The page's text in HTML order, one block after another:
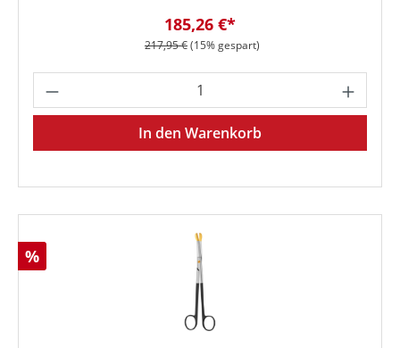
Verkaufspreis:
185,26 €*
Regulärer Preis:
217,95 €(15% gespart)
Produkt Anzahl: Gib den
In den Warenkorb
Rabatt
%